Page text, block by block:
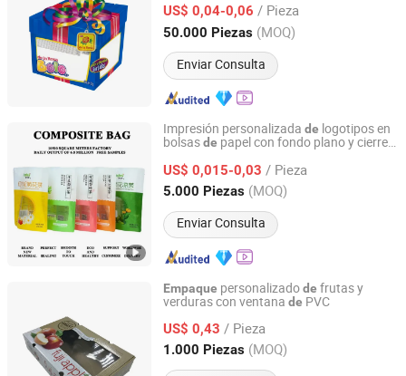
US$ 0,04-0,06 / Pieza
50.000 Piezas (MOQ)
Enviar Consulta
Guangdong, China Desde 2014
Impresión personalizada de logotipos en
bolsasde papel con fondo plano y cierre
café
US$ 0,015-0,03 / Pieza
5.000 Piezas (MOQ)
Enviar Consulta
Guangzhou NStar Packaging Co., Ltd.
Guangdong, China Desde 2024
Empaque personalizadode frutas y
verduras con ventana de PVC
US$ 0,43 / Pieza
1.000 Piezas (MOQ)
Shanghai Forests Packaging Group Co., Ltd.
Shanghai, China Desde 2011